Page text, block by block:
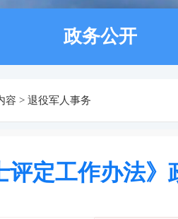
政务公开
容 > 退役军人事务
评定工作办法